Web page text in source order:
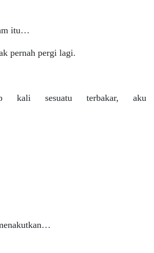
itu…
pernah pergi lagi.
kali sesuatu terbakar, aku